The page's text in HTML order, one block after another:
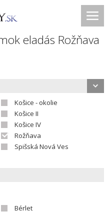
eladás Rožňava
Košice - okolie
Košice II
Košice IV
Rožňava
Spišská Nová Ves
Bérlet